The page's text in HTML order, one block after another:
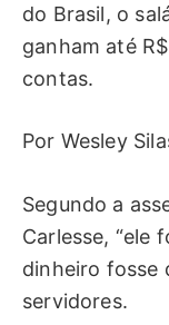
do Brasil, o
ganham até
contas.
Por Wesley
Segundo a
Carlesse, “ele
dinheiro fosse
servidores.